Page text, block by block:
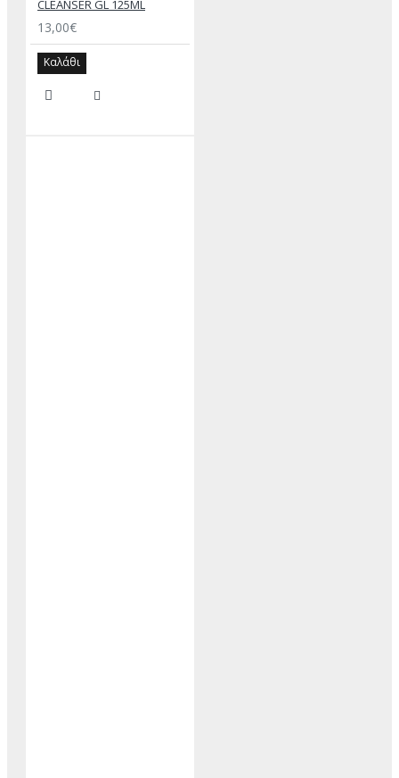
CLEANSER GL 125ML
13,00€
Καλάθι